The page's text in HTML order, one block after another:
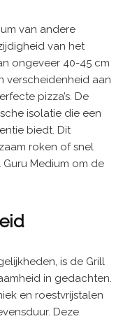
van andere
van het
ongeveer 40-45 cm
verscheidenheid aan
pizza’s. De
isolatie die een
biedt. Dit
roken of snel
Medium om de
is de Grill
in gedachten.
en roestvrijstalen
Deze